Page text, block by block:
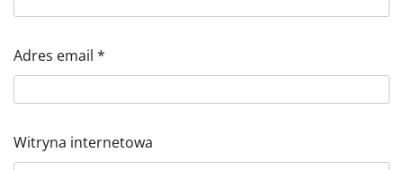
Adres email *
Witryna internetowa